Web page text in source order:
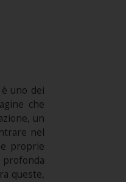
uno dei
che
un
nel
proprie
profonda
queste,